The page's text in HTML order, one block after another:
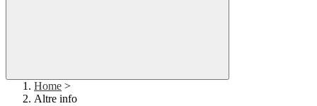
Home >
Altre info